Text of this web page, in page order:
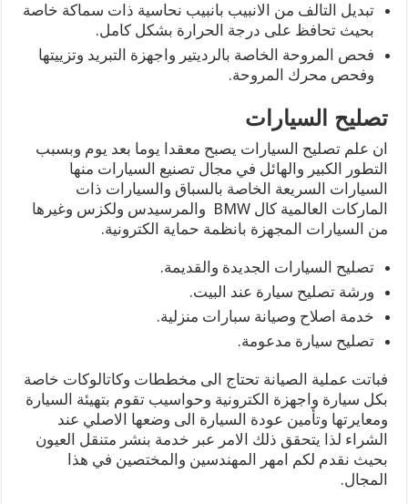
تبديل التالف من الانبيب بانبيب نحاسية ذات سماكة خاصة
بحيث تحافظ على درجة الحرارة بشكل كامل.
فحص المروحة الخاصة بالرديتير واجهزة التبريد وتزييتها
وفحص محرك المروحة.
تصليح السيارات
ان علم تصليح السيارات يصبح معقدا يوما بعد يوم وبسبب
التطور الكبير والهائل في مجال تصنيع السيارات منها
السيارات السريعة الخاصة بالسباق والسيارات ذات
الماركات العالمية كال BMW والمرسيدس ولكزس وغيرها
من السيارات المجهزة بانظمة حماية الكترونية.
تصليح السيارات الجديدة والقديمة.
ورشة تصليح سيارة عند البيت.
خدمة اصلاح وصيانة سبارات منزلية.
تصليح سيارة مدعومة.
فباتت عملية الصيانة تحتاج الى مخططات وكاتالوكات خاصة
بكل سيارة واجهزة الكترونية وحواسيب تقوم بتهيئة السيارة
ومعايرتها وتأمين عودة السيارة الى وضعها الاصلي عند
الشراء لذا يتحقق ذلك الامر عبر خدمة بنشر متنقل العيون
بحيث نقدم لكم امهر المهندسين والمختصين في هذا
المجال.